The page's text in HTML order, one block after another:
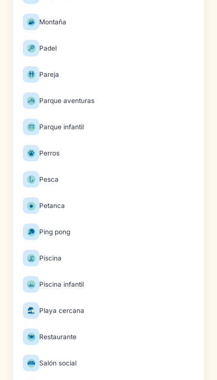
Montaña
Padel
Pareja
Parque aventuras
Parque infantil
Perros
Pesca
Petanca
Ping pong
Piscina
Piscina infantil
Playa cercana
Restaurante
Salón social